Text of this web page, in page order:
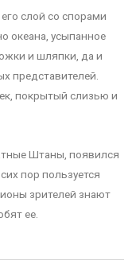
слой со спорами
океана, усыпанное
и шляпки, да и
представителей.
покрытый слизью и
Штаны, появился
пор пользуется
зрителей знают
ее.